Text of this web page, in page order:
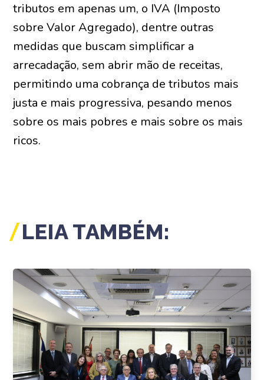
tributos em apenas um, o IVA (Imposto
sobre Valor Agregado), dentre outras
medidas que buscam simplificar a
arrecadação, sem abrir mão de receitas,
permitindo uma cobrança de tributos mais
justa e mais progressiva, pesando menos
sobre os mais pobres e mais sobre os mais
ricos.
LEIA TAMBÉM: